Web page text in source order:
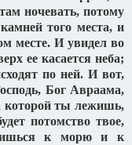
ночевать, потому
того места, и
месте. И увидел во
ее касается неба;
по ней. И вот,
Бог Авраама,
которой ты лежишь,
потомство твое,
к морю и к